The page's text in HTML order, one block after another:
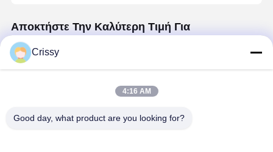
Αποκτήστε Την Καλύτερη Τιμή Για
Να συνεχίσει
Crissy
4:16 AM
Good day, what product are you looking for?